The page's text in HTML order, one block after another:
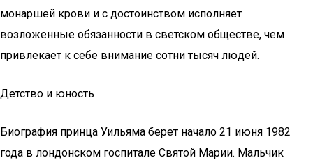
монаршей крови и с достоинством исполняет
возложенные обязанности в светском обществе, чем
привлекает к себе внимание сотни тысяч людей.
Детство и юность
Биография принца Уильяма берет начало 21 июня 1982
года в лондонском госпитале Святой Марии. Мальчик